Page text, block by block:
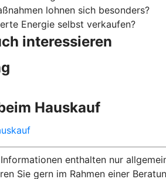
lohnen sich besonders?
Energie selbst verkaufen?
interessieren
Hauskauf
enthalten nur
Sie gern im Rahmen einer